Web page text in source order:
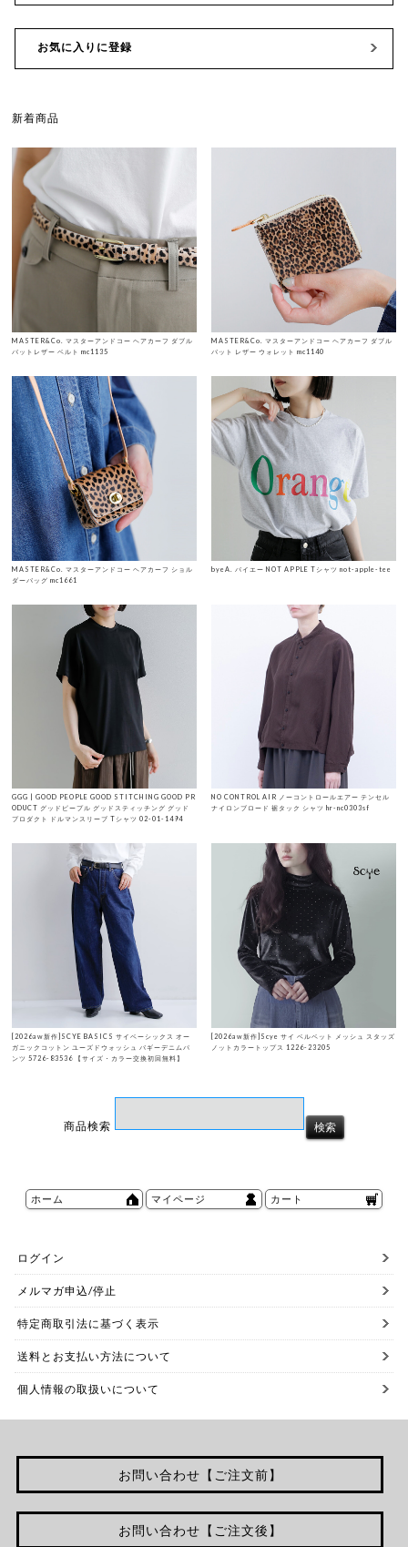
お気に入りに登録
新着商品
MASTER&Co. マスターアンドコー ヘアカーフ ダブル
バットレザー ベルト mc1135
MASTER&Co. マスターアンドコー ヘアカーフ ダブル
バット レザー ウォレット mc1140
MASTER&Co. マスターアンドコー ヘアカーフ ショル
ダーバッグ mc1661
byeA. バイエー NOT APPLE Tシャツ not-apple-tee
GGG | GOOD PEOPLE GOOD STITCHING GOOD PR
ODUCT グッドピープル グッドスティッチング グッド
プロダクト ドルマンスリーブ Tシャツ 02-01-1494
NO CONTROL AIR ノーコントロールエアー テンセル
ナイロンブロード 裾タック シャツ hr-nc0303sf
[2026aw新作]SCYE BASICS サイベーシックス オー
ガニックコットン ユーズドウォッシュ バギーデニムパ
ンツ 5726-83536 【サイズ・カラー交換初回無料】
[2026aw新作]Scye サイ ベルベット メッシュ スタッズ
ノットカラートップス 1226-23205
商品検索
ホーム マイページ カート
ログイン
メルマガ申込/停止
特定商取引法に基づく表示
送料とお支払い方法について
個人情報の取扱いについて
お問い合わせ【ご注文前】
お問い合わせ【ご注文後】